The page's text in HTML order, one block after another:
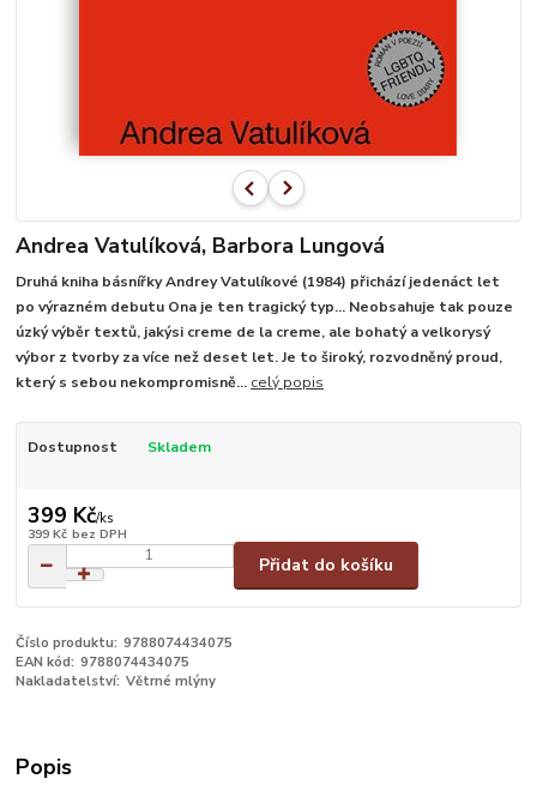
Andrea Vatulíková, Barbora Lungová
Druhá kniha básnířky Andrey Vatulíkové (1984) přichází jedenáct let
po výrazném debutu Ona je ten tragický typ... Neobsahuje tak pouze
úzký výběr textů, jakýsi creme de la creme, ale bohatý a velkorysý
výbor z tvorby za více než deset let. Je to široký, rozvodněný proud,
který s sebou nekompromisně... celý popis
Dostupnost Skladem
399 Kč/ks
399 Kč bez DPH
Přidat do košíku
Číslo produktu: 9788074434075
EAN kód: 9788074434075
Nakladatelství: Větrné mlýny
Popis